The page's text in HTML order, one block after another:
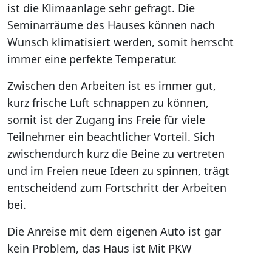
ist die Klimaanlage sehr gefragt. Die
Seminarräume des Hauses können nach
Wunsch klimatisiert werden, somit herrscht
immer eine perfekte Temperatur.
Zwischen den Arbeiten ist es immer gut,
kurz frische Luft schnappen zu können,
somit ist der Zugang ins Freie für viele
Teilnehmer ein beachtlicher Vorteil. Sich
zwischendurch kurz die Beine zu vertreten
und im Freien neue Ideen zu spinnen, trägt
entscheidend zum Fortschritt der Arbeiten
bei.
Die Anreise mit dem eigenen Auto ist gar
kein Problem, das Haus ist Mit PKW